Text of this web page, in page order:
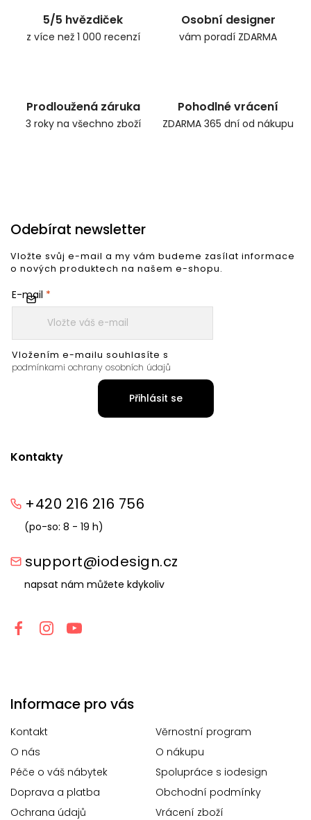
5/5 hvězdiček
z více než 1 000 recenzí
Osobní designer
vám poradí ZDARMA
Prodloužená záruka
3 roky na všechno zboží
Pohodlné vrácení
ZDARMA 365 dní od nákupu
Kontakty
+420 216 216 756
(po-so: 8 - 19 h)
support@iodesign.cz
napsat nám můžete kdykoliv
Informace pro vás
Kontakt
Věrnostní program
O nás
O nákupu
Péče o váš nábytek
Spolupráce s iodesign
Doprava a platba
Obchodní podmínky
Ochrana údajů
Vrácení zboží
Odebírat newsletter
Vložte svůj e-mail a my vám budeme zasílat informace
o nových produktech na našem e-shopu.
E-mail
Vložením e-mailu souhlasíte s
podmínkami ochrany osobních údajů
Přihlásit se